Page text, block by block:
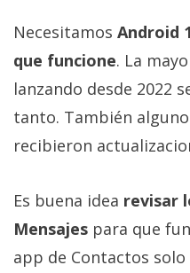
Necesitamos Android
que funcione. La
lanzando desde 2022
tanto. También
recibieron
Es buena idea revisar
Mensajes para que
app de Contactos